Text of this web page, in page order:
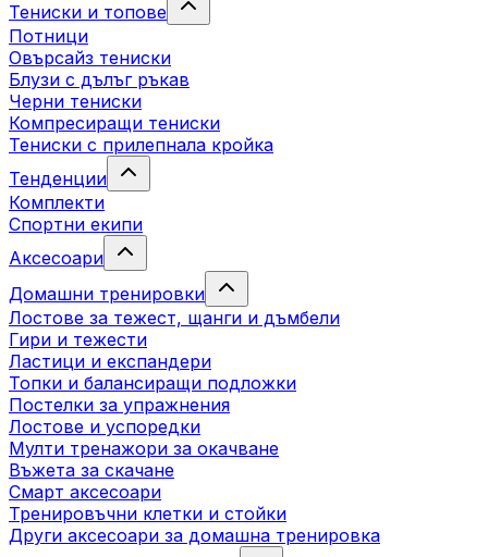
Тениски и топове
Потници
Овърсайз тениски
Блузи с дълъг ръкав
Черни тениски
Компресиращи тениски
Тениски с прилепнала кройка
Тенденции
Комплекти
Спортни екипи
Аксесоари
Домашни тренировки
Лостове за тежест, щанги и дъмбели
Гири и тежести
Ластици и експандери
Топки и балансиращи подложки
Постелки за упражнения
Лостове и успоредки
Мулти тренажори за окачване
Въжета за скачане
Смарт аксесоари
Тренировъчни клетки и стойки
Други аксесоари за домашна тренировка